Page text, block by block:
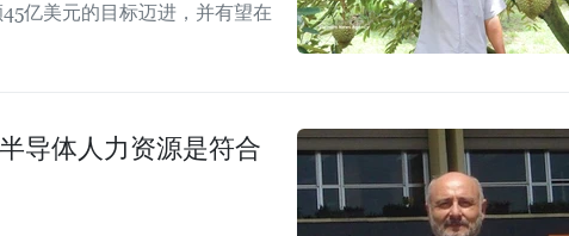
亿美元的目标迈进，并有望在
导体人力资源是符合